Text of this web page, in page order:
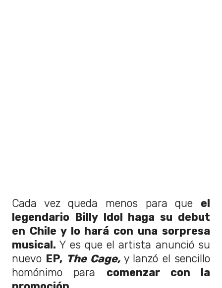
Cada vez queda menos para que el
legendario Billy Idol haga su debut
en Chile y lo hará con una sorpresa
musical. Y es que el artista anunció su
nuevo EP, The Cage,y lanzó el sencillo
homónimo para comenzar con la